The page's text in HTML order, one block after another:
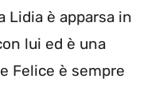
Lidia è apparsa in
lui ed è una
Felice è sempre